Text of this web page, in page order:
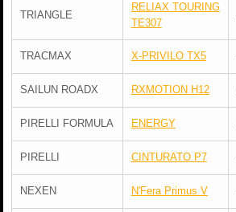
TRIANGLE
RELIAX TOURING
TE307
TRACMAX X-PRIVILO TX5
SAILUN ROADX RXMOTION H12
PIRELLI FORMULA ENERGY
PIRELLI CINTURATO P7
NEXEN N'Fera Primus V